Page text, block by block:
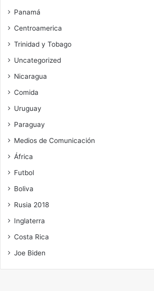
Panamá
Centroamerica
Trinidad y Tobago
Uncategorized
Nicaragua
Comida
Uruguay
Paraguay
Medios de Comunicación
África
Futbol
Boliva
Rusia 2018
Inglaterra
Costa Rica
Joe Biden